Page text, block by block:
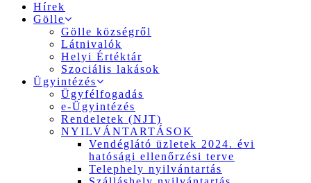
Hírek
Gölle
Gölle községről
Látnivalók
Helyi Értéktár
Szociális lakások
Ügyintézés
Ügyfélfogadás
e-Ügyintézés
Rendeletek (NJT)
NYILVÁNTARTÁSOK
Vendéglátó üzletek 2024. évi
hatósági ellenőrzési terve
Telephely nyilvántartás